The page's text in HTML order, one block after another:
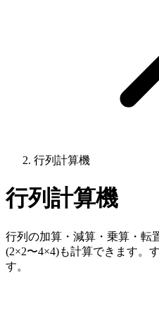
行列計算機
行列計算機
行列の加算・減算・乗算・転
(2×2〜4×4)も計算できます。
す。